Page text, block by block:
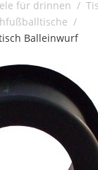
für drinnen /
/
Balleinwurf